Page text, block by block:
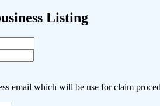
Listing
email which will be use for claim